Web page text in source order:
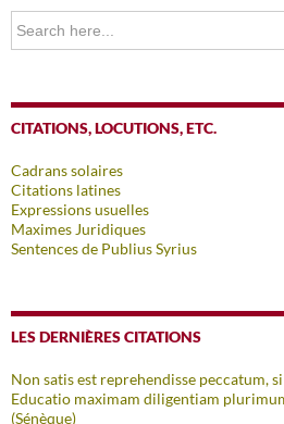
Search
for:
CITATIONS, LOCUTIONS, ETC.
Cadrans solaires
Citations latines
Expressions usuelles
Maximes Juridiques
Sentences de Publius Syrius
LES DERNIÈRES CITATIONS
Non satis est reprehendisse peccatum,
Educatio maximam diligentiam
(Sénèque)